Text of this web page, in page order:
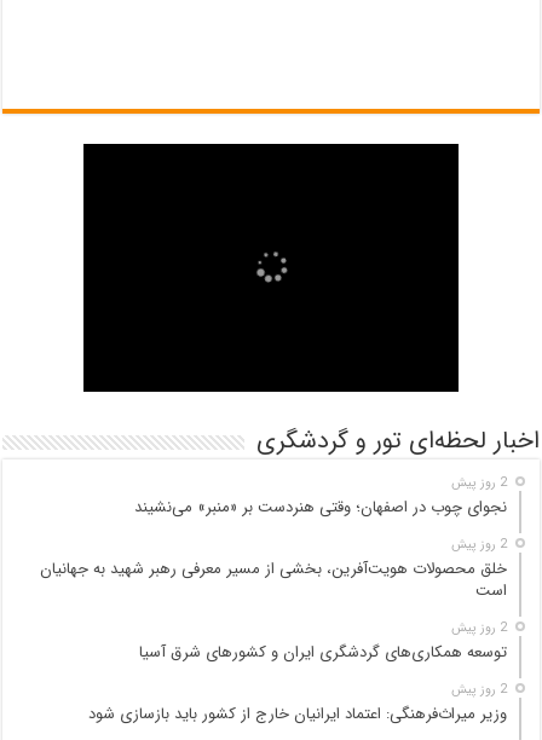
اخبار لحظه‌ای تور و گردشگری
2 روز پیش
نجوای چوب در اصفهان؛ وقتی هنردست بر «منبر» می‌نشیند
2 روز پیش
خلق محصولات هویت‌آفرین، بخشی از مسیر معرفی رهبر شهید به جهانیان
است
2 روز پیش
توسعه همکاری‌های گردشگری ایران و کشورهای شرق آسیا
2 روز پیش
وزیر میراث‌فرهنگی: اعتماد ایرانیان خارج از کشور باید بازسازی شود